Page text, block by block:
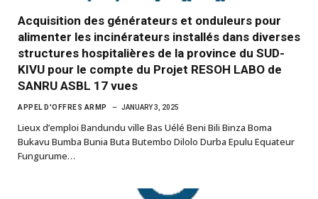
Acquisition des générateurs et onduleurs pour
alimenter les incinérateurs installés dans diverses
structures hospitalières de la province du SUD-
KIVU pour le compte du Projet RESOH LABO de
SANRU ASBL 17 vues
APPEL D'OFFRES ARMP JANUARY 3, 2025
Lieux d’emploi Bandundu ville Bas Uélé Beni Bili Binza Boma
Bukavu Bumba Bunia Buta Butembo Dilolo Durba Epulu Equateur
Fungurume…